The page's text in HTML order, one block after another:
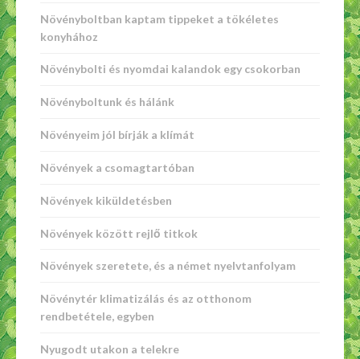
Növényboltban kaptam tippeket a tökéletes
konyhához
Növénybolti és nyomdai kalandok egy csokorban
Növényboltunk és hálánk
Növényeim jól bírják a klímát
Növények a csomagtartóban
Növények kiküldetésben
Növények között rejlő titkok
Növények szeretete, és a német nyelvtanfolyam
Növénytér klimatizálás és az otthonom
rendbetétele, egyben
Nyugodt utakon a telekre